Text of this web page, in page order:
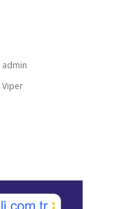
admin
Viper